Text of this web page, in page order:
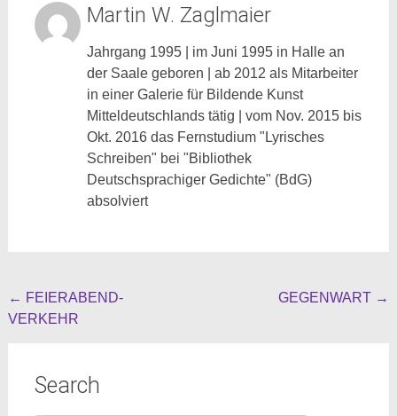
Martin W. Zaglmaier
Jahrgang 1995 | im Juni 1995 in Halle an
der Saale geboren | ab 2012 als Mitarbeiter
in einer Galerie für Bildende Kunst
Mitteldeutschlands tätig | vom Nov. 2015 bis
Okt. 2016 das Fernstudium "Lyrisches
Schreiben" bei "Bibliothek
Deutschsprachiger Gedichte" (BdG)
absolviert
Beitragsnavigation
← FEIERABEND-
VERKEHR
GEGENWART →
Search